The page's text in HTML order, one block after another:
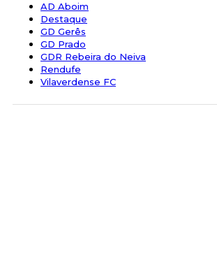
AD Aboim
Destaque
GD Gerês
GD Prado
GDR Rebeira do Neiva
Rendufe
Vilaverdense FC